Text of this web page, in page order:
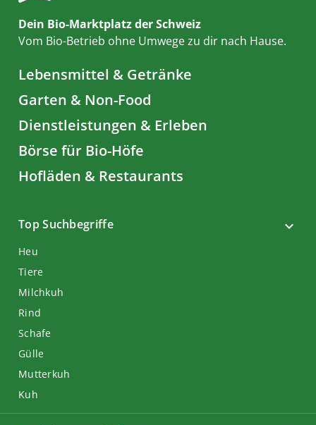
Dein Bio-Marktplatz der Schweiz
Vom Bio-Betrieb ohne Umwege zu dir nach Hause.
Lebensmittel & Getränke
Garten & Non-Food
Dienstleistungen & Erleben
Börse für Bio-Höfe
Hofläden & Restaurants
Top Suchbegriffe
Heu
Tiere
Milchkuh
Rind
Schafe
Gülle
Mutterkuh
Kuh